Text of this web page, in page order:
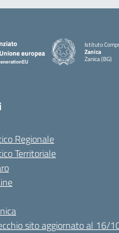
Istituto
Zanica
Zanica (BG)
Regionale
Territoriale
sito aggiornato al 16/